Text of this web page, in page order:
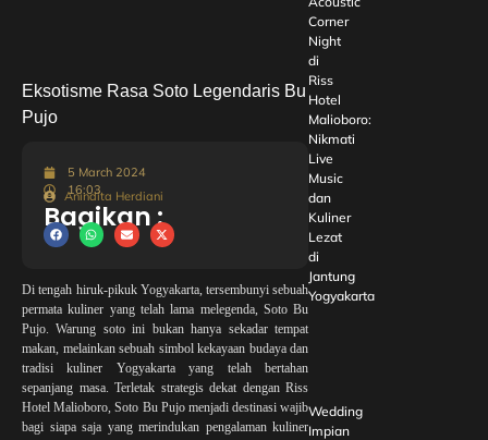
Eksotisme Rasa Soto Legendaris Bu
Pujo
5 March 2024
16:03
Anindita Herdiani
Bagikan :
Di tengah hiruk-pikuk Yogyakarta, tersembunyi sebuah
permata kuliner yang telah lama melegenda, Soto Bu
Pujo. Warung soto ini bukan hanya sekadar tempat
makan, melainkan sebuah simbol kekayaan budaya dan
tradisi kuliner Yogyakarta yang telah bertahan
sepanjang masa. Terletak strategis dekat dengan Riss
Hotel Malioboro, Soto Bu Pujo menjadi destinasi wajib
bagi siapa saja yang merindukan pengalaman kuliner
Corner
Night
di
Riss
Hotel
Malioboro:
Nikmati
Live
Music
dan
Kuliner
Lezat
di
Jantung
Yogyakarta
Wedding
Impian